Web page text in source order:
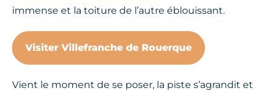
immense et la toiture de l’autre éblouissant.
Visiter Villefranche de Rouerque
Vient le moment de se poser, la piste s’agrandit et